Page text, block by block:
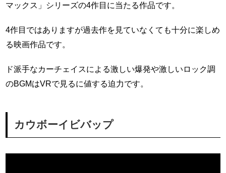
マックス」シリーズの4作目に当たる作品です。
4作目ではありますが過去作を見ていなくても十分に楽しめ
る映画作品です。
ド派手なカーチェイスによる激しい爆発や激しいロック調
のBGMはVRで見るに値する迫力です。
カウボーイビバップ